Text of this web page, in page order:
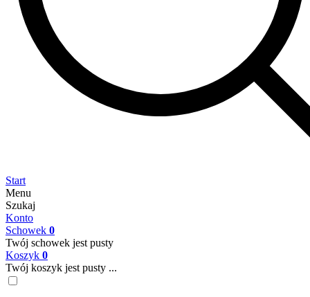
Start
Menu
Szukaj
Konto
Schowek 0
Twój schowek jest pusty
Koszyk 0
Twój koszyk jest pusty ...